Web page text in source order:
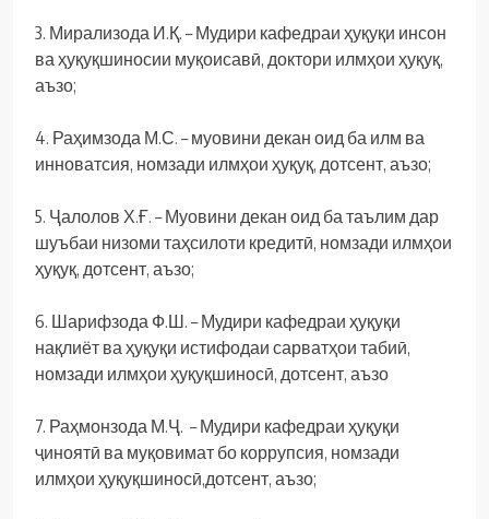
3. Мирализода И.Қ. – Мудири кафедраи ҳуқуқи инсон
ва ҳуқуқшиносии муқоисавӣ, доктори илмҳои ҳуқуқ,
аъзо;
4. Раҳимзода М.С. – муовини декан оид ба илм ва
инноватсия, номзади илмҳои ҳуқуқ, дотсент, аъзо;
5. Ҷалолов Х.Ғ. – Муовини декан оид ба таълим дар
шуъбаи низоми таҳсилоти кредитӣ, номзади илмҳои
ҳуқуқ, дотсент, аъзо;
6. Шарифзода Ф.Ш. – Мудири кафедраи ҳуқуқи
нақлиёт ва ҳуқуқи истифодаи сарватҳои табиӣ,
номзади илмҳои ҳуқуқшиносӣ, дотсент, аъзо
7. Раҳмонзода М.Ҷ. – Мудири кафедраи ҳуқуқи
ҷиноятӣ ва муқовимат бо коррупсия, номзади
илмҳои ҳуқуқшиносӣ,дотсент, аъзо;